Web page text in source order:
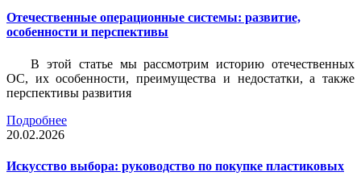
Отечественные операционные системы: развитие,
особенности и перспективы
В этой статье мы рассмотрим историю отечественных
ОС, их особенности, преимущества и недостатки, а также
перспективы развития
Подробнее
20.02.2026
Искусство выбора: руководство по покупке пластиковых